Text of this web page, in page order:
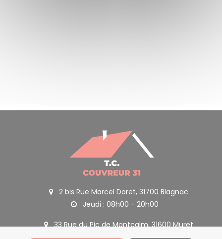
2 bis Rue Marcel Doret, 31700 Blagnac
Jeudi : 08h00 - 20h00
33 Rue du Pic de Montcalm, 31600 Muret